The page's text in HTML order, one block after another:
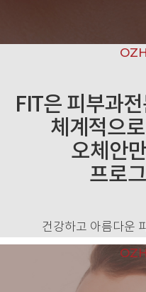
FIT은 피부과
체계적으
오체안
프로
건강하고 아름다운